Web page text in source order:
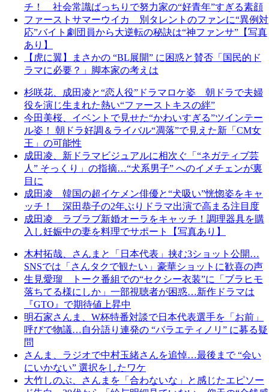
チ！ 社会常識ばっちりで努力家の“好青年”すぎる素顔
ファーストサマーウイカ 別タレントのファンに“異例対
応”バイト劇団員から大逆転の秘訣は“神ファンサ”【写真
あり】
【虎に翼】まさかの “BL展開” に困惑と賛否「国民的ド
ラマに必要？」脚本家の考えは
杉咲花、成田凌と“恋人役”ドラマロケ姿 朝ドラで夫婦
役を演じ生まれた熱い“ファーストキスの絆”
今田美桜、イベントで見せた“かわいすぎる”ツインテー
ル姿！ 朝ドラ好調＆ライバル“凋落”で見えた新「CM女
王」の可能性
成田凌、新ドラマビジュアルに相次ぐ「“ネガティブ芸
人” そっくり」の指摘…“犬系男子” へのイメチェンが裏
目に
成田凌 韓国の超イケメン俳優と“犬吸い”恍惚姿をキャ
ッチ！ 深田恭子の2年ぶりドラマ出演で高まる注目度
成田凌 ラブラブ新婚オーラをキャッチ！調理器具を購
入し妊娠中の妻を料理でサポート【写真あり】
木村拓哉、さんまと「日本代表」挟む3ショット公開…
SNSでは「さんタクで観たい」豪華ショットに歓喜の声
生見愛瑠 トーク番組での“セクシー衣装”に「ブラヒモ
落ちてる様にしか」一部視聴者が困惑…新作ドラマは
『GTO』で期待値上昇中
明石家さんま、W杯特番対談で日本代表選手を「お前」
呼びで物議…自分語り連発の “バラエティノリ” に募る疑
問
さんま、ラジオで中村玉緒さんを追悼…最後まで “会い
にいかない” 選択をしたワケ
大竹しのぶ、さんまを「合わないな」と感じたエピソー